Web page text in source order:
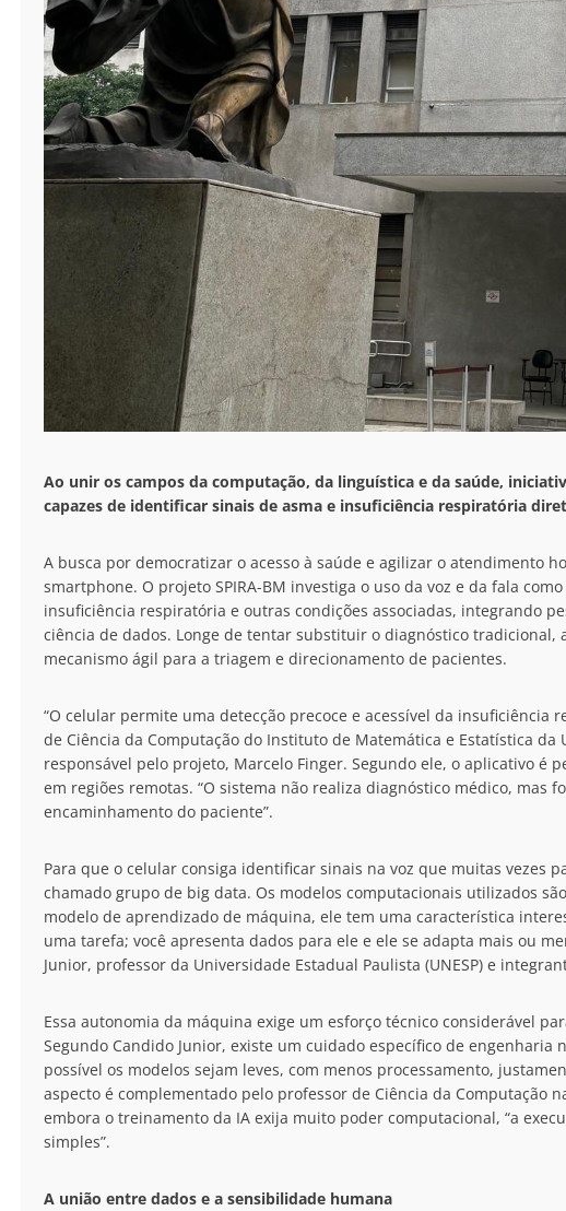
Ao unir os campos da computação, da linguística e da saúde,
capazes de identificar sinais de asma e insuficiência respiratória
A busca por democratizar o acesso à saúde e agilizar o atendimento
smartphone. O projeto SPIRA-BM investiga o uso da voz e da fala
insuficiência respiratória e outras condições associadas, integrando
ciência de dados. Longe de tentar substituir o diagnóstico tradicional,
mecanismo ágil para a triagem e direcionamento de pacientes.
“O celular permite uma detecção precoce e acessível da
de Ciência da Computação do Instituto de Matemática e Estatística da
responsável pelo projeto, Marcelo Finger. Segundo ele, o aplicativo é
em regiões remotas. “O sistema não realiza diagnóstico médico, mas
encaminhamento do paciente”.
Para que o celular consiga identificar sinais na voz que muitas vezes
chamado grupo de big data. Os modelos computacionais utilizados
modelo de aprendizado de máquina, ele tem uma característica
uma tarefa; você apresenta dados para ele e ele se adapta mais ou
Junior, professor da Universidade Estadual Paulista (UNESP) e
Essa autonomia da máquina exige um esforço técnico considerável
Segundo Candido Junior, existe um cuidado específico de
possível os modelos sejam leves, com menos processamento,
aspecto é complementado pelo professor de Ciência da Computação
embora o treinamento da IA exija muito poder computacional, “a
simples”.
A união entre dados e a sensibilidade humana